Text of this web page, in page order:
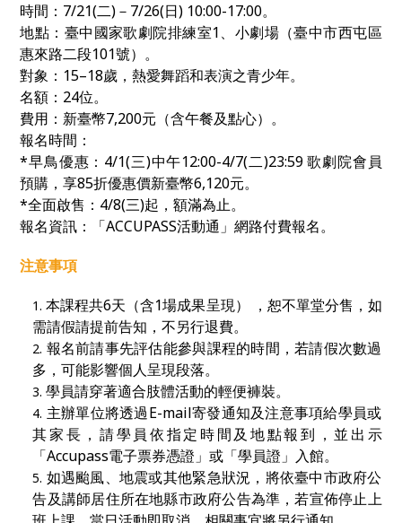
時間： 7/21(二)－ 7/26(日) 10:00-17:00。
地點：臺中國家歌劇院排練室1、小劇場（臺中市西屯區
惠來路二段101號）。
對象： 15–18歲，熱愛舞蹈和表演之青少年。
名額： 24位。
費用：新臺幣7,200元（含午餐及點心）。
報名時間：
*早鳥優惠：4/1(三)中午12:00-4/7(二)23:59歌劇院會員
預購，享85折優惠價新臺幣6,120元。
*全面啟售：4/8(三)起 ，額滿為止。
報名資訊：「ACCUPASS活動通」網路付費報名。
注意事項
本課程共6天（含1場成果呈現） ，恕不單堂分售，如
需請假請提前告知，不另行退費。
報名前請事先評估能參與課程的時間，若請假次數過
多，可能影響個人呈現段落。
學員請穿著適合肢體活動的輕便褲裝。
主辦單位將透過E-mail寄發通知及注意事項給學員或
其家長，請學員依指定時間及地點報到，並出示
「Accupass電子票券憑證」或「學員證」入館。
如遇颱風、地震或其他緊急狀況，將依臺中市政府公
告及講師居住所在地縣市政府公告為準，若宣佈停止上